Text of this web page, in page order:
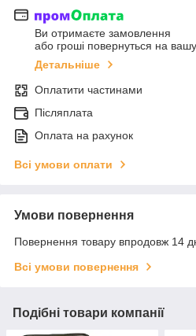
Ви отримаєте замовлення
або гроші повернуться на
Детальніше
Оплатити частинами
Післяплата
Оплата на рахунок
Всі умови оплати
Умови повернення
Повернення товару впродовж 14
Всі умови повернення
Подібні товари компанії